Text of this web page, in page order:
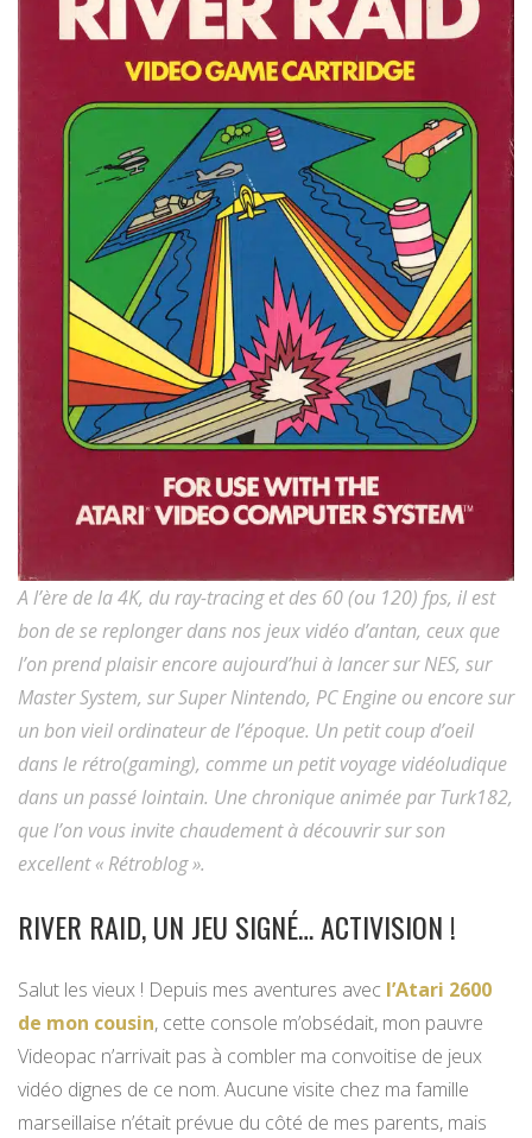
A l’ère de la 4K, du ray-tracing et des 60 (ou 120) fps, il est
bon de se replonger dans nos jeux vidéo d’antan, ceux que
l’on prend plaisir encore aujourd’hui à lancer sur NES, sur
Master System, sur Super Nintendo, PC Engine ou encore sur
un bon vieil ordinateur de l’époque. Un petit coup d’oeil
dans le rétro(gaming), comme un petit voyage vidéoludique
dans un passé lointain. Une chronique animée par Turk182,
que l’on vous invite chaudement à découvrir sur son
excellent « Rétroblog ».
RIVER RAID, UN JEU SIGNÉ… ACTIVISION !
Salut les vieux ! Depuis mes aventures avec l’Atari 2600
de mon cousin, cette console m’obsédait, mon pauvre
Videopac n’arrivait pas à combler ma convoitise de jeux
vidéo dignes de ce nom. Aucune visite chez ma famille
marseillaise n’était prévue du côté de mes parents, mais